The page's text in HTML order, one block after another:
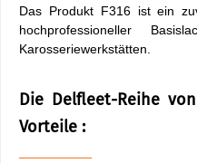
Das Produkt F316 ist ein
hochprofessioneller
Karosseriewerkstätten.
Die Delfleet-Reihe
Vorteile :